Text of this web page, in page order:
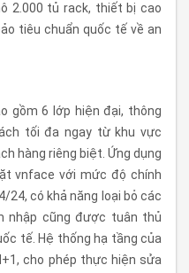
2.000 tủ rack, thiết bị cao
tiêu chuẩn quốc tế về an
gồm 6 lớp hiện đại, thông
tối đa ngay từ khu vực
hàng riêng biệt. Ứng dụng
vnface với mức độ chính
24, có khả năng loại bỏ các
nhập cũng được tuân thủ
tế. Hệ thống hạ tầng của
cho phép thực hiện sửa